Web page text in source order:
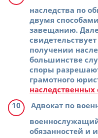
наследства по
двумя
завещанию.
получении
большинстве
споры
грамотного
наследственных
Адвокат по
обязанностей и